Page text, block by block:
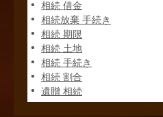
相続 借金
相続放棄 手続き
相続 期限
相続 土地
相続 手続き
相続 割合
遺贈 相続